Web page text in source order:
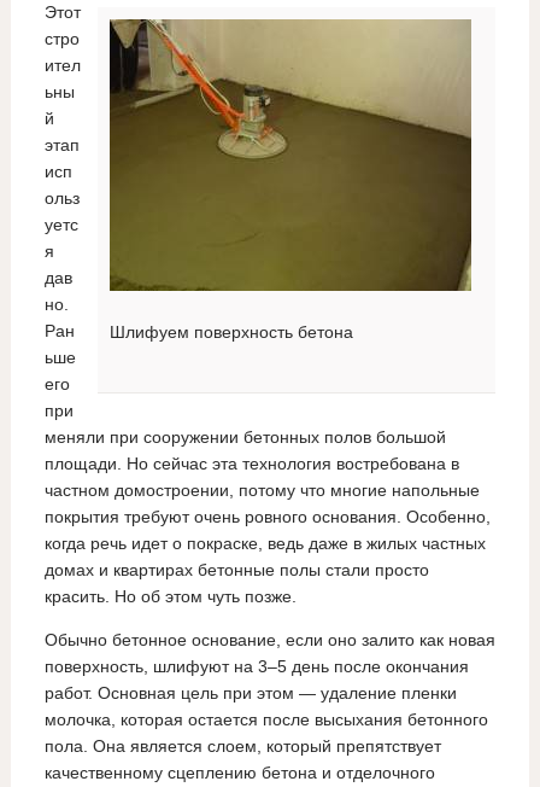
Шлифуем поверхность бетона
Этот
стро
ител
ьны
й
этап
исп
ольз
уетс
я
дав
но.
Ран
ьше
его
при
меняли при сооружении бетонных полов большой
площади. Но сейчас эта технология востребована в
частном домостроении, потому что многие напольные
покрытия требуют очень ровного основания. Особенно,
когда речь идет о покраске, ведь даже в жилых частных
домах и квартирах бетонные полы стали просто
красить. Но об этом чуть позже.
Обычно бетонное основание, если оно залито как новая
поверхность, шлифуют на 3–5 день после окончания
работ. Основная цель при этом — удаление пленки
молочка, которая остается после высыхания бетонного
пола. Она является слоем, который препятствует
качественному сцеплению бетона и отделочного